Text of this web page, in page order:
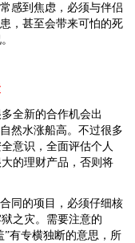
感到焦虑，必须与伴侣
，甚至会带来可怕的死
全新的合作机会出
然水涨船高。不过很多
意识，全面评估个人
的理财产品，否则将
同的项目，必须仔细核
之灾。需要注意的
”有专横独断的意思，所